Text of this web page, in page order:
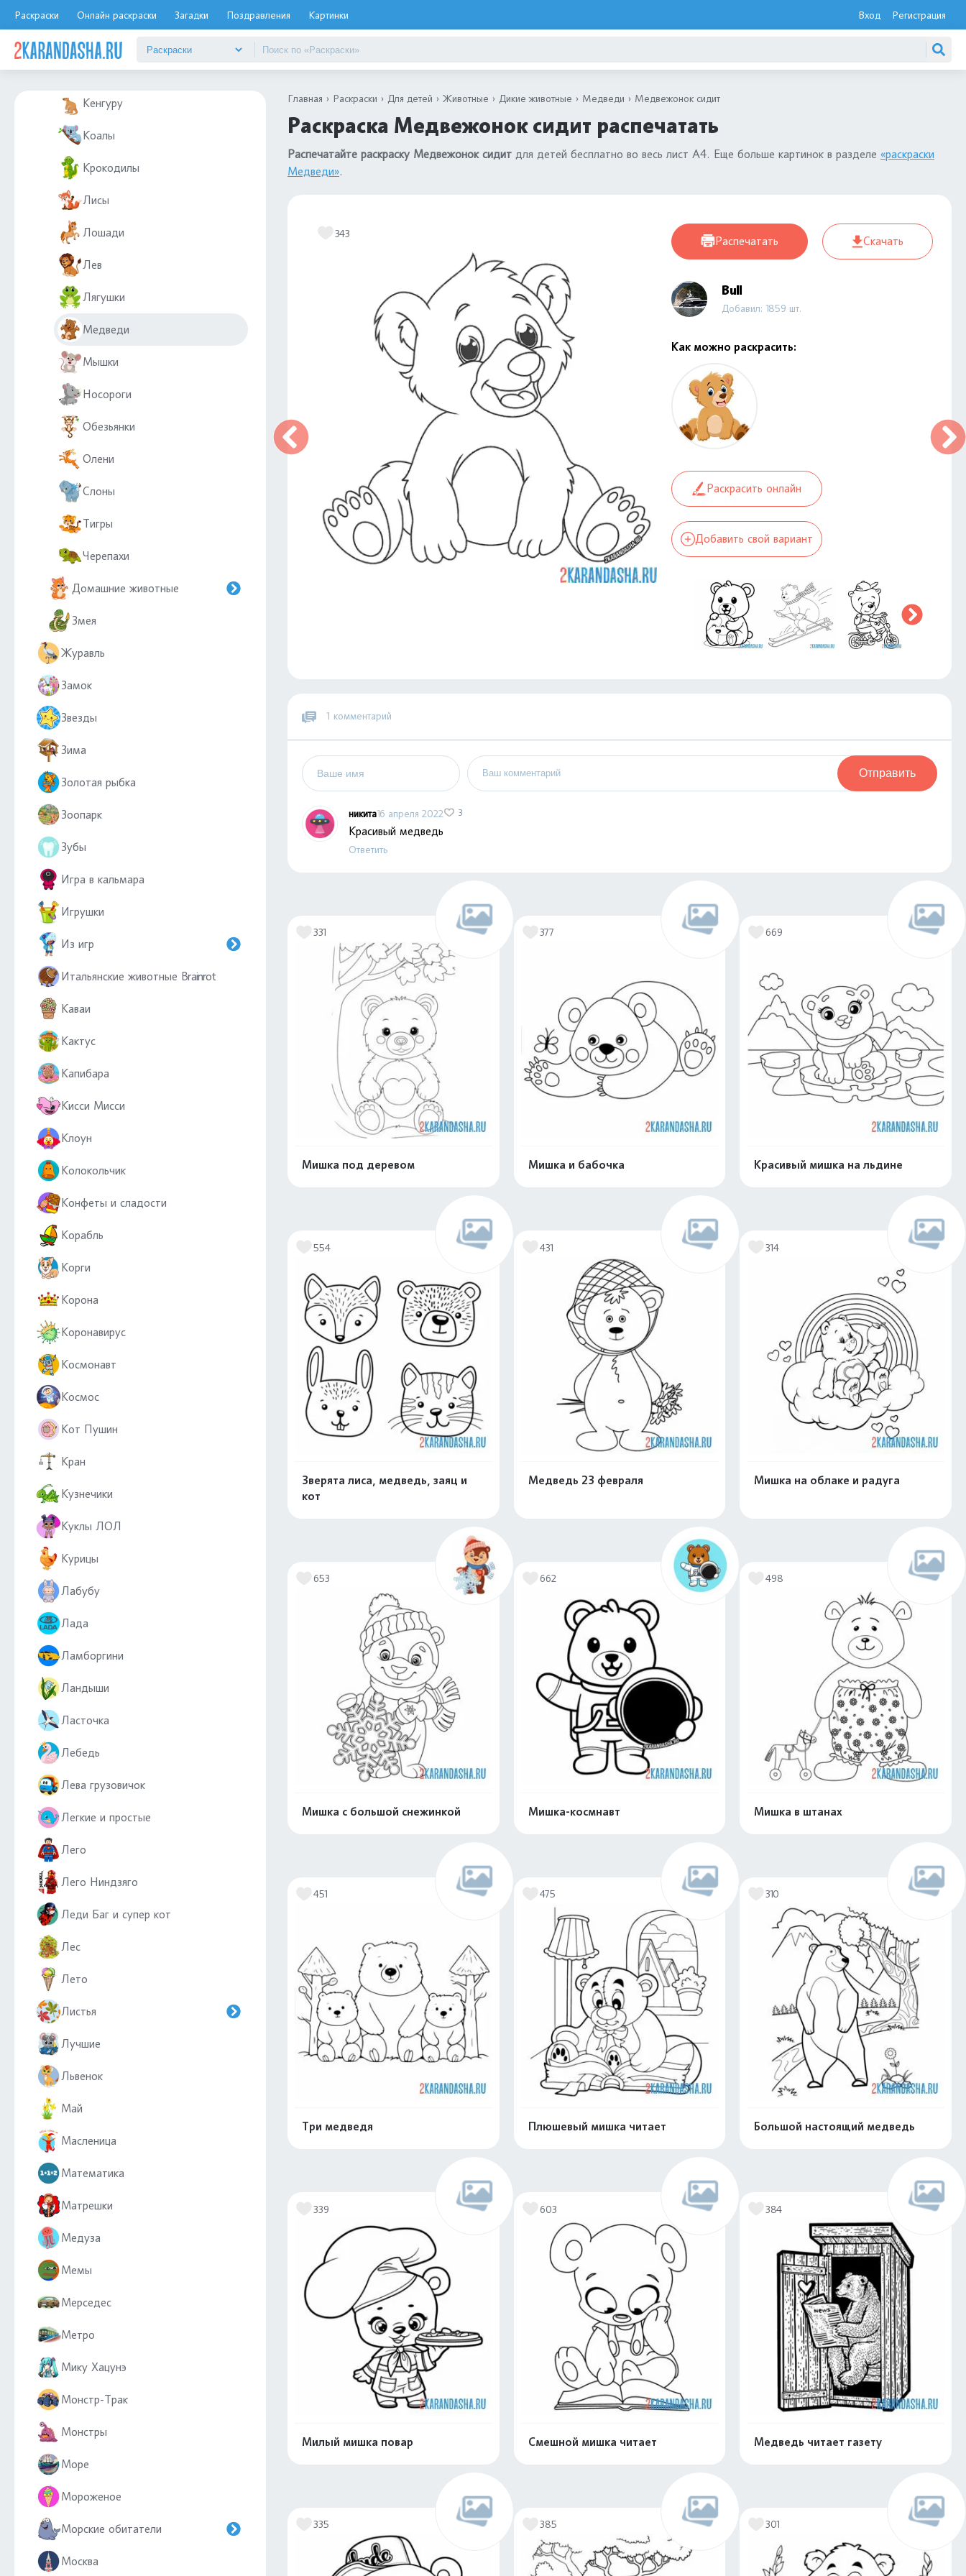
Раскраски Онлайн раскраски Загадки Поздравления Картинки Вход Регистрация
Кабаны
Кенгуру
Коалы
Крокодилы
Лисы
Лошади
Лев
Лягушки
Медведи
Мышки
Носороги
Обезьянки
Олени
Слоны
Тигры
Черепахи
Домашние животные
Змея
Журавль
Замок
Звезды
Зима
Золотая рыбка
Зоопарк
Зубы
Игра в кальмара
Игрушки
Из игр
Итальянские животные Brainrot
Каваи
Кактус
Капибара
Кисси Мисси
Клоун
Колокольчик
Конфеты и сладости
Корабль
Корги
Корона
Коронавирус
Космонавт
Космос
Кот Пушин
Кран
Кузнечики
Куклы ЛОЛ
Курицы
Лабубу
Лада
Ламборгини
Ландыши
Ласточка
Лебедь
Лева грузовичок
Легкие и простые
Лего
Лего Ниндзяго
Леди Баг и супер кот
Лес
Лето
Листья
Лучшие
Львенок
Май
Масленица
Математика
Матрешки
Медуза
Мемы
Мерседес
Метро
Мику Хацунэ
Монстр-Трак
Монстры
Море
Мороженое
Морские обитатели
Москва
Главная Раскраски Для детей Животные Дикие животные Медведи Медвежонок сидит
Раскраска Медвежонок сидит распечатать
Распечатайте раскраску Медвежонок сидит для детей бесплатно во весь лист А4. Еще больше картинок в разделе «раскраски
Медведи».
343
Распечатать Скачать
Bull
Добавил: 1859 шт.
Как можно раскрасить:
Раскрасить онлайн
Добавить свой вариант
1 комментарий
Отправить
никита16 апреля 2022 3
Красивый медведь
Ответить
331
Мишка под деревом
377
Мишка и бабочка
669
Красивый мишка на льдине
554
Зверята лиса, медведь, заяц и
кот
431
Медведь 23 февраля
314
Мишка на облаке и радуга
653
Мишка с большой снежинкой
662
Мишка-космнавт
498
Мишка в штанах
451
Три медведя
475
Плюшевый мишка читает
310
Большой настоящий медведь
339
Милый мишка повар
603
Смешной мишка читает
384
Медведь читает газету
335 385 301